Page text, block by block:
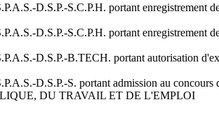
D.S.P.-S.C.P.H. portant
D.S.P.-S.C.P.H. portant
D.S.P.-B.TECH. portant autorisation
D.S.P.-S. portant admission au
DU TRAVAIL ET DE L'EMPLOI